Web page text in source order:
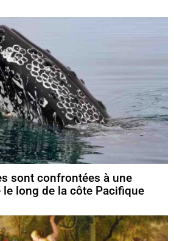
sont confrontées à une
long de la côte Pacifique